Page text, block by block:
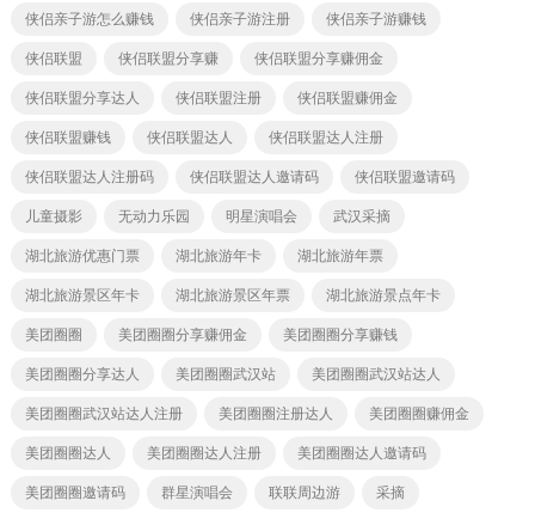
侠侣亲子游怎么赚钱 侠侣亲子游注册 侠侣亲子游赚钱
侠侣联盟 侠侣联盟分享赚 侠侣联盟分享赚佣金
侠侣联盟分享达人 侠侣联盟注册 侠侣联盟赚佣金
侠侣联盟赚钱 侠侣联盟达人 侠侣联盟达人注册
侠侣联盟达人注册码 侠侣联盟达人邀请码 侠侣联盟邀请码
儿童摄影 无动力乐园 明星演唱会 武汉采摘
湖北旅游优惠门票 湖北旅游年卡 湖北旅游年票
湖北旅游景区年卡 湖北旅游景区年票 湖北旅游景点年卡
美团圈圈 美团圈圈分享赚佣金 美团圈圈分享赚钱
美团圈圈分享达人 美团圈圈武汉站 美团圈圈武汉站达人
美团圈圈武汉站达人注册 美团圈圈注册达人 美团圈圈赚佣金
美团圈圈达人 美团圈圈达人注册 美团圈圈达人邀请码
美团圈圈邀请码 群星演唱会 联联周边游 采摘